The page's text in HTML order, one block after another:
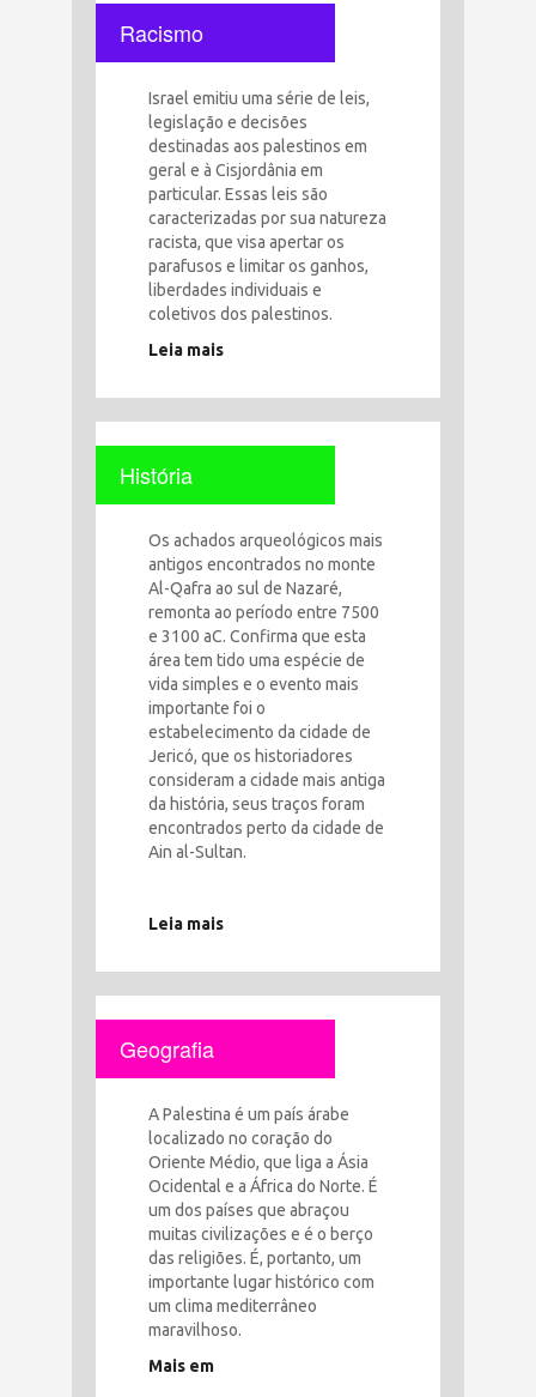
Racismo
Israel emitiu uma série de leis,
legislação e decisões
destinadas aos palestinos em
geral e à Cisjordânia em
particular. Essas leis são
caracterizadas por sua natureza
racista, que visa apertar os
parafusos e limitar os ganhos,
liberdades individuais e
coletivos dos palestinos.
Leia mais
História
Os achados arqueológicos mais
antigos encontrados no monte
Al-Qafra ao sul de Nazaré,
remonta ao período entre 7500
e 3100 aC. Confirma que esta
área tem tido uma espécie de
vida simples e o evento mais
importante foi o
estabelecimento da cidade de
Jericó, que os historiadores
consideram a cidade mais antiga
da história, seus traços foram
encontrados perto da cidade de
Ain al-Sultan.
Leia mais
Geografia
A Palestina é um país árabe
localizado no coração do
Oriente Médio, que liga a Ásia
Ocidental e a África do Norte. É
um dos países que abraçou
muitas civilizações e é o berço
das religiões. É, portanto, um
importante lugar histórico com
um clima mediterrâneo
maravilhoso.
Mais em